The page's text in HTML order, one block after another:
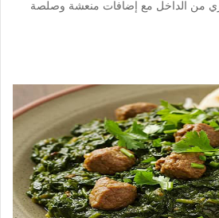
من الداخل مع إضافات منعشة وصلصة